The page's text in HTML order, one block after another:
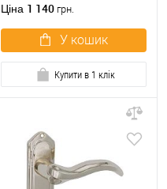
Ціна 1 140 грн.
У кошик
Купити в 1 клік